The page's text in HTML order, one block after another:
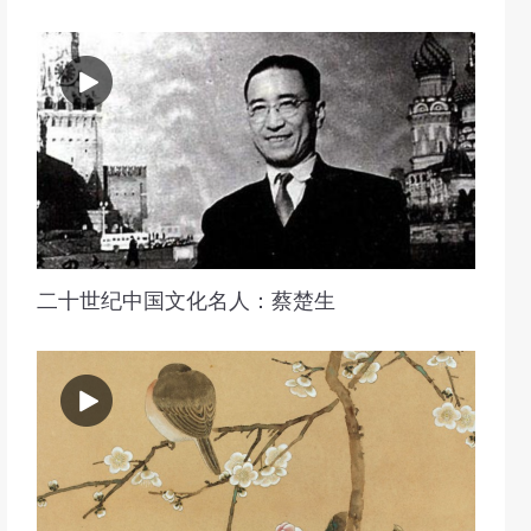
二十世纪中国文化名人：蔡楚生